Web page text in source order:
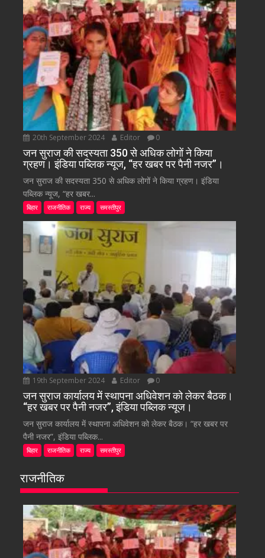
20th September 2024 Editor 0
जन सुराज की सदस्यता 350 से अधिक लोगों ने किया
ग्रहण। इंडिया पब्लिक न्यूज, “हर खबर पर पैनी नजर”।
जन सुराज की सदस्यता 350 से अधिक लोगों ने किया ग्रहण। इंडिया
पब्लिक न्यूज, “हर खबर...
बिहार राजनीतिक राज्य समस्तीपुर
19th September 2024 Editor 0
जन सुराज कार्यालय में स्थापना अधिवेशन को लेकर बैठक।
“हर खबर पर पैनी नजर”, इंडिया पब्लिक न्यूज।
जन सुराज कार्यालय में स्थापना अधिवेशन को लेकर बैठक। “हर खबर पर
पैनी नजर”, इंडिया पब्लिक...
बिहार राजनीतिक राज्य समस्तीपुर
राजनीतिक